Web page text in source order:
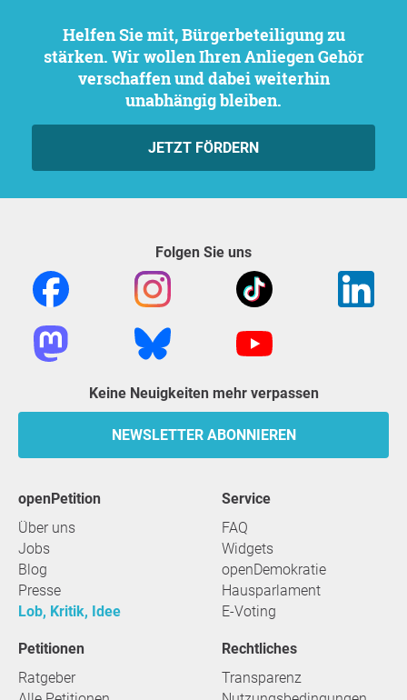
Helfen Sie mit, Bürgerbeteiligung zu
stärken. Wir wollen Ihren Anliegen Gehör
verschaffen und dabei weiterhin
unabhängig bleiben.
JETZT FÖRDERN
Folgen Sie uns
Keine Neuigkeiten mehr verpassen
NEWSLETTER ABONNIEREN
openPetition
Über uns
Jobs
Blog
Presse
Lob, Kritik, Idee
Service
FAQ
Widgets
openDemokratie
Hausparlament
E-Voting
Petitionen
Ratgeber
Rechtliches
Transparenz